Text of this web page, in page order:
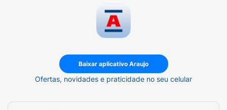
Baixar aplicativo Araujo
Ofertas, novidades e praticidade no seu celular